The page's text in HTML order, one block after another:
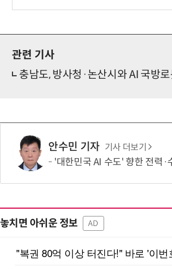
관련 기사
충남도, 방사청·논산시와 AI 국방
안수민 기자 기사 더보기
'대한민국 AI 수도' 향한 전력·수력·인력 혁신 시동…'충남
놓치면 아쉬운 정보 AD